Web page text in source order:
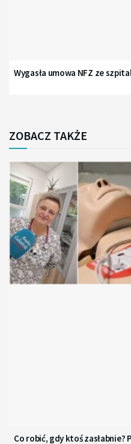
Wygasła umowa NFZ ze
ZOBACZ TAKŻE
Co robić, gdy ktoś zasłabnie?